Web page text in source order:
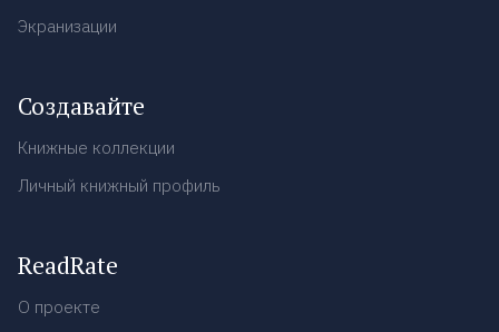
Экранизации
Создавайте
Книжные коллекции
Личный книжный профиль
ReadRate
О проекте